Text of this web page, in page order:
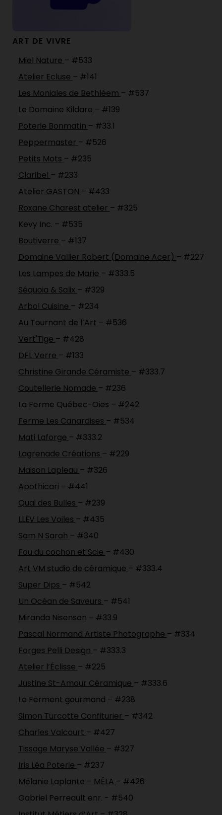
ART DE VIVRE
Miel Nature – #533
Atelier Ecluse – #141
Les Moniales de Bethléem – #537
Le Domaine Kildare – #139
Poterie Bonmatin – #33.1
Peppermaster – #526
Petits Mots – #235
Claribel – #233
Atelier GASTON – #433
Roxane Charest atelier – #325
Kevy Inc. – #535
Boutiverre – #137
Domaine Vallier Robert (Domaine Acer) – #227
Les Lampes de Marie – #333.5
Séquoia & Salix – #329
Arbol Cuisine – #234
Au Tournant de l’Art – #536
Vert'Tige – #428
DFL Verre – #133
Christine Girande Céramiste – #333.7
Coutellerie Nomade – #236
La Ferme Québec-Oies – #242
Ferme Les Canardises – #534
Mati Laforge – #333.2
Lagrenade Créations – #229
Maison Lapleau – #326
Apothicari – #441
Quai des Bulles – #239
LLËV Les Voiles – #435
Sam N Sarah – #340
Fou du cochon et Scie – #430
Art VM studio de céramique – #333.4
Super Dips – #542
Un Océan de Saveurs – #541
Miranda Nisenson – #33.9
Pascal Normand Artiste Photographe – #334
Forges Pelli Design – #333.3
Atelier l’Éclisse – #225
Justine St-Amour Céramique – #333.6
Le Ferment gourmand – #238
Simon Turcotte Confiturier – #342
Charles Valcourt – #427
Tissage Maryse Vallée – #327
Iris Léa Poterie – #237
Mélanie Laplante – MÉLA – #426
Gabriel Perreault enr. - #540